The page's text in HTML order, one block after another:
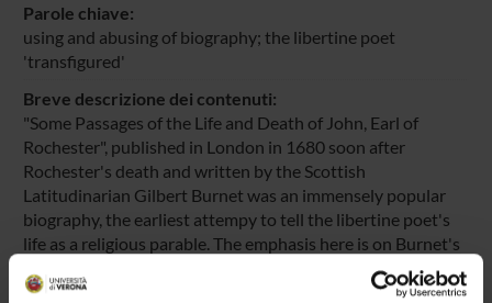
Parole chiave:
using and abusing of biography; the libertine poet
'transfigured'
Breve descrizione dei contenuti:
"Some Passages of the Life and Death of John, Earl of
Rochester", published in London in 1680 soon after
Rochester's death and written by the Scottish
Latitudinarian Gilbert Burnet was an immensely popular
biography, the earliest attempy to tell the libertine poet's
life as a religious parable. The emphasis here is on Burnet's
using and abusing of the biographical(-elegiac) frame that
becomes the ambiguous meeting ground for biography,